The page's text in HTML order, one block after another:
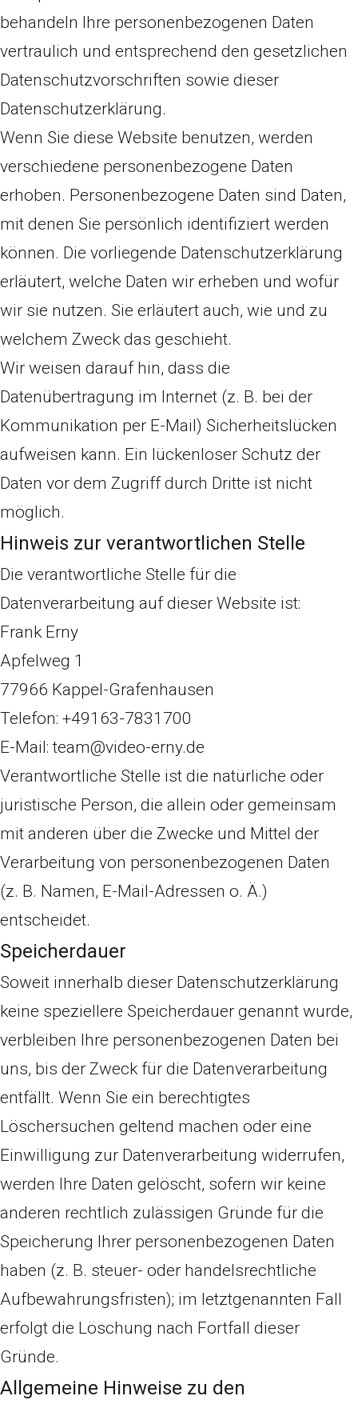
behandeln Ihre personenbezogenen Daten
vertraulich und entsprechend den gesetzlichen
Datenschutzvorschriften sowie dieser
Datenschutzerklärung.
Wenn Sie diese Website benutzen, werden
verschiedene personenbezogene Daten
erhoben. Personenbezogene Daten sind Daten,
mit denen Sie persönlich identifiziert werden
können. Die vorliegende Datenschutzerklärung
erläutert, welche Daten wir erheben und wofür
wir sie nutzen. Sie erläutert auch, wie und zu
welchem Zweck das geschieht.
Wir weisen darauf hin, dass die
Datenübertragung im Internet (z. B. bei der
Kommunikation per E-Mail) Sicherheitslücken
aufweisen kann. Ein lückenloser Schutz der
Daten vor dem Zugriff durch Dritte ist nicht
möglich.
Hinweis zur verantwortlichen Stelle
Die verantwortliche Stelle für die
Datenverarbeitung auf dieser Website ist:
Frank Erny
Apfelweg 1
77966 Kappel-Grafenhausen
Telefon: +49163-7831700
E-Mail: team@video-erny.de
Verantwortliche Stelle ist die natürliche oder
juristische Person, die allein oder gemeinsam
mit anderen über die Zwecke und Mittel der
Verarbeitung von personenbezogenen Daten
(z. B. Namen, E-Mail-Adressen o. Ä.)
entscheidet.
Speicherdauer
Soweit innerhalb dieser Datenschutzerklärung
keine speziellere Speicherdauer genannt wurde,
verbleiben Ihre personenbezogenen Daten bei
uns, bis der Zweck für die Datenverarbeitung
entfällt. Wenn Sie ein berechtigtes
Löschersuchen geltend machen oder eine
Einwilligung zur Datenverarbeitung widerrufen,
werden Ihre Daten gelöscht, sofern wir keine
anderen rechtlich zulässigen Gründe für die
Speicherung Ihrer personenbezogenen Daten
haben (z. B. steuer- oder handelsrechtliche
Aufbewahrungsfristen); im letztgenannten Fall
erfolgt die Löschung nach Fortfall dieser
Gründe.
Allgemeine Hinweise zu den